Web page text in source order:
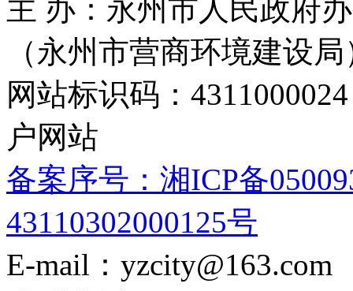
主 办：永州市人民政府
（永州市营商环境建设局
网站标识码：
户网站
备案序号：湘ICP备
43110302000125号
E-mail：yzcity@163.com